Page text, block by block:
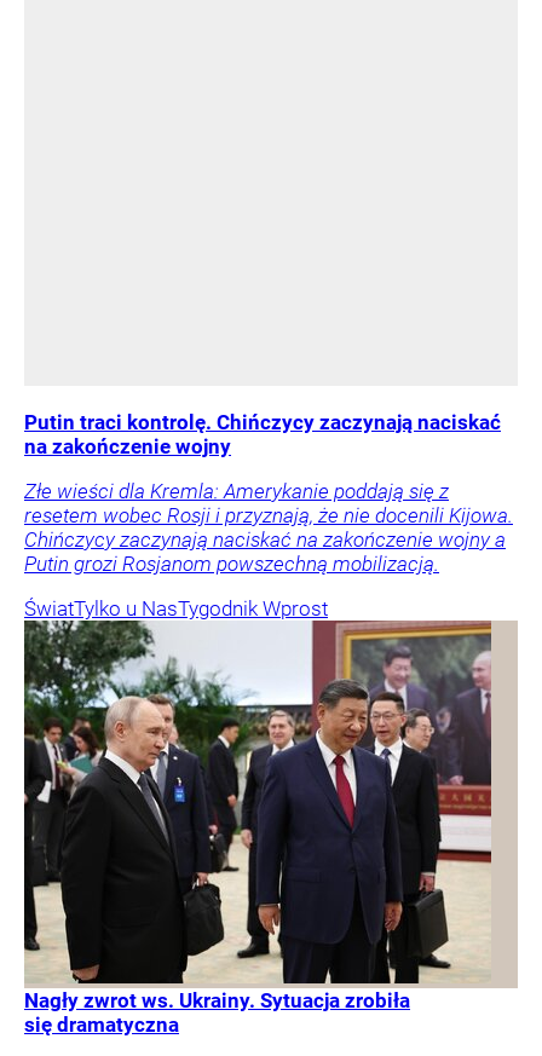
Putin traci kontrolę. Chińczycy zaczynają naciskać
na zakończenie wojny
Złe wieści dla Kremla: Amerykanie poddają się z
resetem wobec Rosji i przyznają, że nie docenili Kijowa.
Chińczycy zaczynają naciskać na zakończenie wojny a
Putin grozi Rosjanom powszechną mobilizacją.
ŚwiatTylko u NasTygodnik Wprost
Nagły zwrot ws. Ukrainy. Sytuacja zrobiła
się dramatyczna